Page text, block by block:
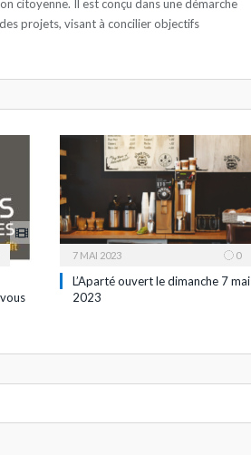
citoyenne. Il est conçu dans une démarche
projets, visant à concilier objectifs
7 MAI 2023 0
L’Aparté ouvert le dimanche 7 mai
2023